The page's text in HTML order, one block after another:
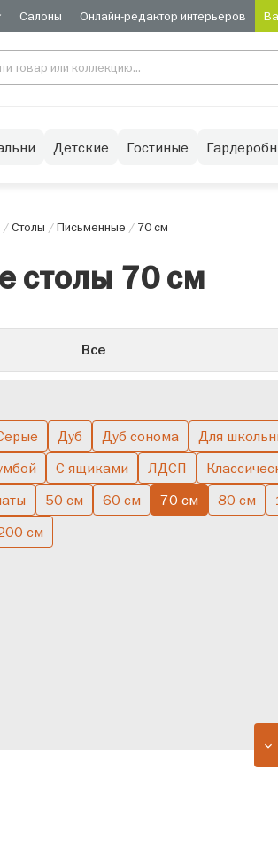
Салоны Онлайн-редактор интерьеров
Детские Гостиные
/Столы /Письменные / 70 см
столы 70 см
Все
Дуб Дуб сонома Для
С ящиками ЛДСП
50 см 60 см 70 см 80 см
см